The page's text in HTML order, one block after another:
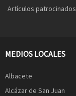
Artículos patrocinados
MEDIOS LOCALES
Albacete
Alcázar de San Juan